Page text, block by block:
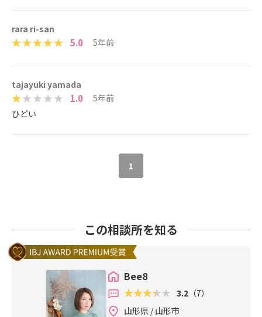
rara ri-san
5.0 5年前
tajayuki yamada
1.0
5年前
ひどい
1
この相談所を知る
Bee8
3.2（7）
山形県 / 山形市